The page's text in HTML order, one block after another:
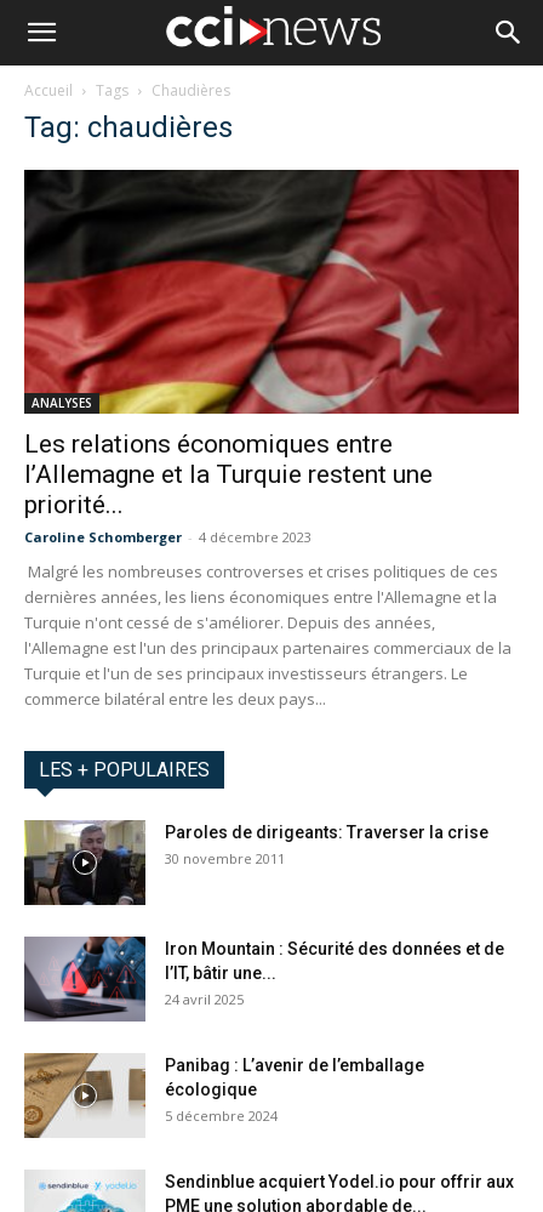
Accueil Tags Chaudières
Tag: chaudières
ANALYSES
Les relations économiques entre
l’Allemagne et la Turquie restent une
priorité...
Caroline Schomberger - 4 décembre 2023
Malgré les nombreuses controverses et crises politiques de ces
dernières années, les liens économiques entre l'Allemagne et la
Turquie n'ont cessé de s'améliorer. Depuis des années,
l'Allemagne est l'un des principaux partenaires commerciaux de la
Turquie et l'un de ses principaux investisseurs étrangers. Le
commerce bilatéral entre les deux pays...
LES + POPULAIRES
Paroles de dirigeants: Traverser la crise
30 novembre 2011
Iron Mountain : Sécurité des données et de
l’IT, bâtir une...
24 avril 2025
Panibag : L’avenir de l’emballage
écologique
5 décembre 2024
Sendinblue acquiert Yodel.io pour offrir aux
PME une solution abordable de...